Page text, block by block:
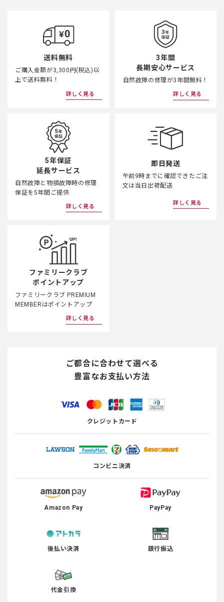
送料無料
ご購入金額が3,300円(税込)以
上で送料無料！
詳しく見る
3年間
長期安心サービス
自然故障の修理が3年間無料！
詳しく見る
5年保証
延長サービス
自然故障と物損故障時の修理
保証を5年間ご提供
詳しく見る
即日発送
午前9時までに確認できたご注
文は当日出荷配送
詳しく見る
ファミリークラブ
ポイントアップ
ファミリークラブ PREMIUM
MEMBERはポイントアップ
詳しく見る
ご都合に合わせて選べる
豊富なお支払い方法
クレジットカード
コンビニ決済
Amazon Pay PayPay
後払い決済 銀行振込
代金引換